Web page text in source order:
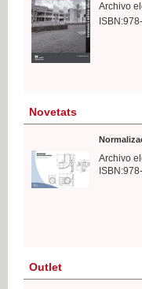
Archivo
Novetats
Archivo
Outlet